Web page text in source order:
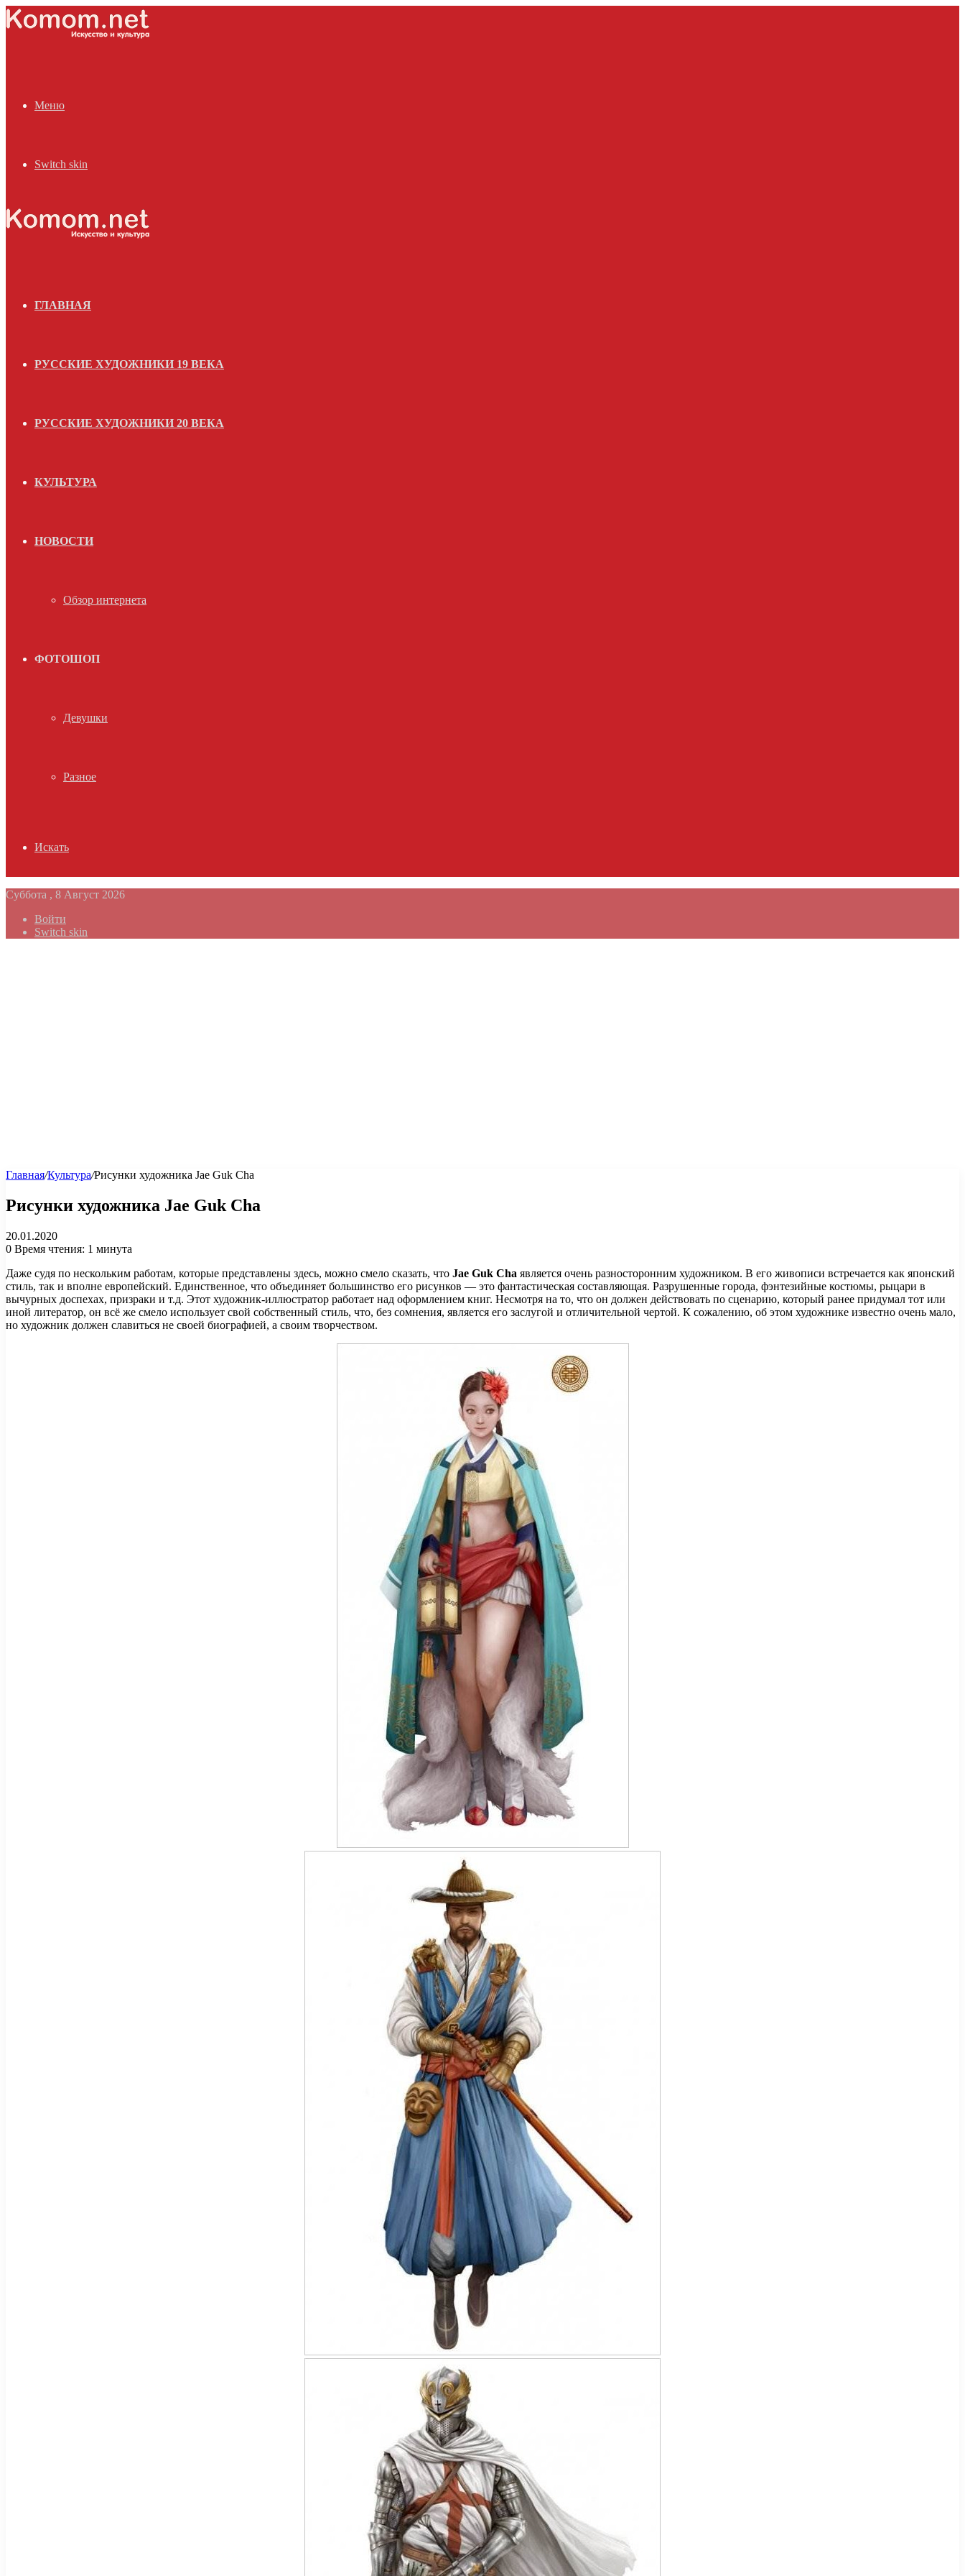
Меню
Switch skin
ГЛАВНАЯ
РУССКИЕ ХУДОЖНИКИ 19 ВЕКА
РУССКИЕ ХУДОЖНИКИ 20 ВЕКА
КУЛЬТУРА
НОВОСТИ
Обзор интернета
ФОТОШОП
Девушки
Разное
Искать
Суббота , 8 Август 2026
Войти
Switch skin
Главная/Культура/Рисунки художника Jae Guk Cha
Рисунки художника Jae Guk Cha
20.01.2020
0 Время чтения: 1 минута
Даже судя по нескольким работам, которые представлены здесь, можно смело сказать, что Jae Guk Cha является очень разносторонним художником. В его живописи встречается как японский
стиль, так и вполне европейский. Единственное, что объединяет большинство его рисунков — это фантастическая составляющая. Разрушенные города, фэнтезийные костюмы, рыцари в
вычурных доспехах, призраки и т.д. Этот художник-иллюстратор работает над оформлением книг. Несмотря на то, что он должен действовать по сценарию, который ранее придумал тот или
иной литератор, он всё же смело использует свой собственный стиль, что, без сомнения, является его заслугой и отличительной чертой. К сожалению, об этом художнике известно очень мало,
но художник должен славиться не своей биографией, а своим творчеством.